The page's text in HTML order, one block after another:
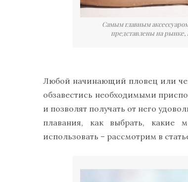
Cамым главным
представлены на рынке,
Любой начинающий пловец или
обзавестись необходимыми
и позволят получать от него
плавания, как выбрать, какие
использовать – рассмотрим в